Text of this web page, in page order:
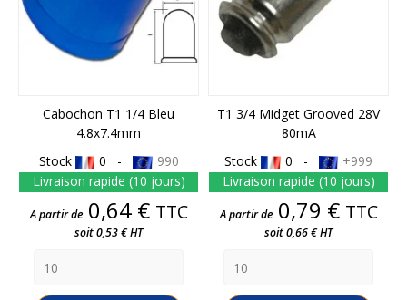
Cabochon T1 1/4 Bleu
4.8x7.4mm
Stock
0 -
990
Livraison rapide (10 jours)
Prix
A partir de 0,64 € TTC
soit 0,53 € HT
T1 3/4 Midget Grooved 28V
80mA
Stock
0 -
+999
Livraison rapide (10 jours)
Prix
A partir de 0,79 € TTC
soit 0,66 € HT